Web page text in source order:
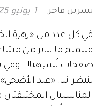
نسرين فاخر 1 يونيو 2025
في كل عدد من «زهرة
فنلملم ما تناثر من
صفحات تُشبهنا!.. وفي
ينتظراننا: «عيد
المناسبتان